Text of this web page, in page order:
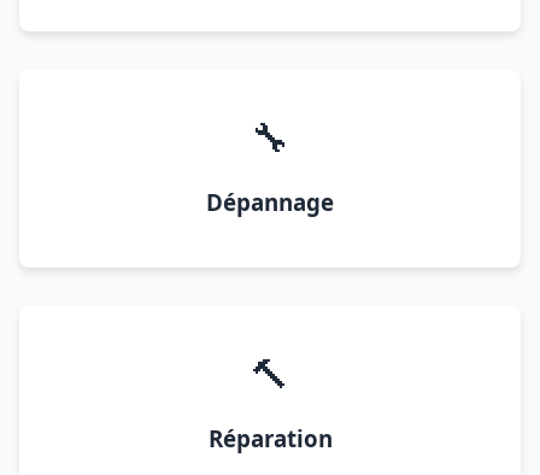
🔧
Dépannage
🔨
Réparation